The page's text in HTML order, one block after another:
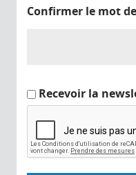
Confirmer le mot
Recevoir la